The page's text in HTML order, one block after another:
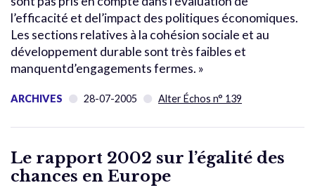
l’efficacité et del’impact des politiques économiques.
Les sections relatives à la cohésion sociale et au
développement durable sont très faibles et
manquentd’engagements fermes. »
ARCHIVES 28-07-2005 Alter Échos n° 139
Le rapport 2002 sur l’égalité des
chances en Europe